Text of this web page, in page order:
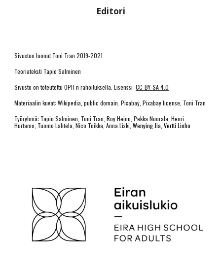
Editori
Sivuston luonut Toni Tran 2019-2021
Teoriateksti Tapio Salminen
Sivusto on toteutettu OPH:n rahoituksella. Lisenssi:CC-BY-SA 4.0
Materiaalin kuvat: Wikipedia, public domain. Pixabay, Pixabay license, Toni Tran
Työryhmä: Tapio Salminen, Toni Tran, Roy Heino, Pekka Nuorala, Henri
Hurtamo, Tuomo Lahtela, Nico Toikka, Anna Liski,Wenying Jia , Vertti Linho